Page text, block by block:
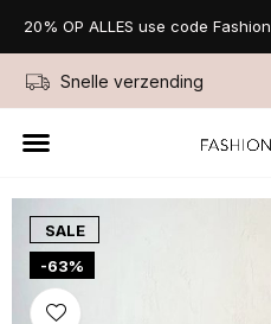
Snelle verzending
20% OP ALLES use code Fashion
SALE
-63%